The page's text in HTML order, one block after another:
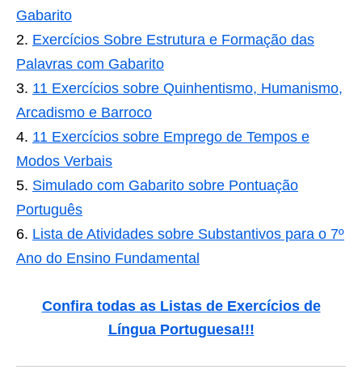
Gabarito
Exercícios Sobre Estrutura e Formação das
Palavras com Gabarito
11 Exercícios sobre Quinhentismo, Humanismo,
Arcadismo e Barroco
11 Exercícios sobre Emprego de Tempos e
Modos Verbais
Simulado com Gabarito sobre Pontuação
Português
Lista de Atividades sobre Substantivos para o 7º
Ano do Ensino Fundamental
Confira todas as Listas de Exercícios de
Língua Portuguesa!!!